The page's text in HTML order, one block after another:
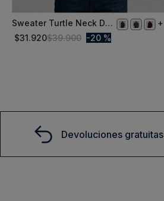
L
Sweater Turtle Neck Dk
Oyster Melange
$31.920$39.900 20 %
Devoluciones gratuitas